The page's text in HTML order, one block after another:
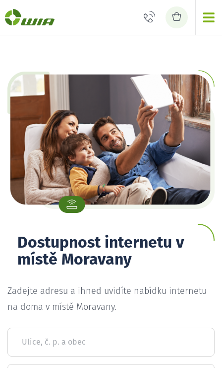
Dostupnost internetu v
místě Moravany
Zadejte adresu a ihned uvidíte nabídku internetu
na doma v místě Moravany.
Ulice, č. p. a obec